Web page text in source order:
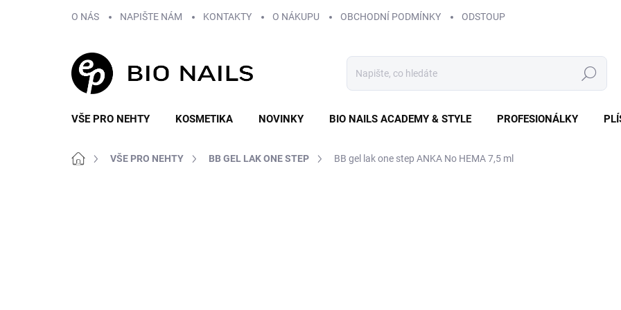
O NÁS NAPIŠTE NÁM KONTAKTY O NÁKUPU OBCHODNÍ PODMÍNKY ODSTOUPENÍ OD SMLOUVY
Hledat
VŠE PRO NEHTY KOSMETIKA NOVINKY BIO NAILS ACADEMY & STYLE PROFESIONÁLKY
Domů VŠE PRO NEHTY BB GEL LAK ONE STEP BB gel lak one step ANKA No HEMA 7,5 ml